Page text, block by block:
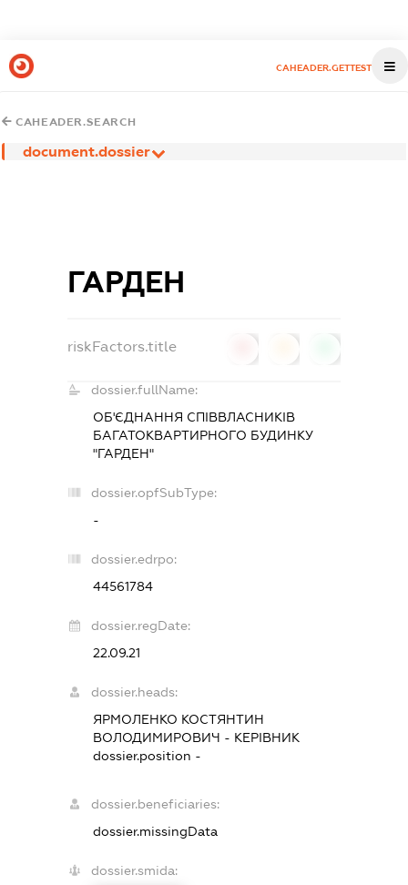
CAHEADER.GETTEST
CAHEADER.SEARCH
document.dossier
ГАРДЕН
riskFactors.title
dossier.fullName:
ОБ'ЄДНАННЯ СПІВВЛАСНИКІВ
БАГАТОКВАРТИРНОГО БУДИНКУ
"ГАРДЕН"
dossier.opfSubType:
-
dossier.edrpo:
44561784
dossier.regDate:
22.09.21
dossier.heads:
ЯРМОЛЕНКО КОСТЯНТИН
ВОЛОДИМИРОВИЧ - КЕРІВНИК
dossier.position -
dossier.beneficiaries:
dossier.missingData
dossier.smida: